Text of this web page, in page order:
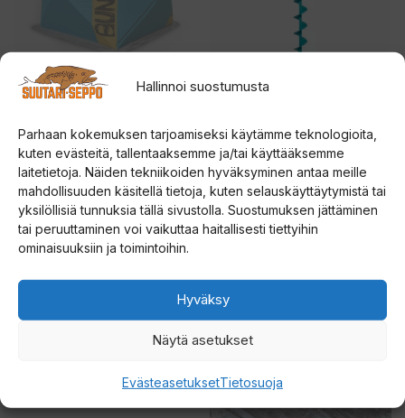
Hallinnoi suostumusta
Parhaan kokemuksen tarjoamiseksi käytämme teknologioita,
kuten evästeitä, tallentaaksemme ja/tai käyttääksemme
laitetietoja. Näiden tekniikoiden hyväksyminen antaa meille
mahdollisuuden käsitellä tietoja, kuten selauskäyttäytymistä tai
yksilöllisiä tunnuksia tällä sivustolla. Suostumuksen jättäminen
tai peruuttaminen voi vaikuttaa haitallisesti tiettyihin
ominaisuuksiin ja toimintoihin.
Hyväksy
Näytä asetukset
EvästeasetuksetTietosuoja
Väinö Bunker 3
0
5
s
t
ä
189,00€
Lue lisää
4.50
5:stä
189,00€
Lisää ostoskoriin
tuotteella
on
useampi
muunnelma.